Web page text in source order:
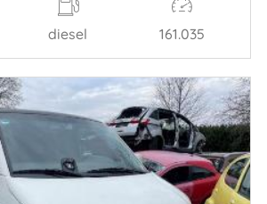
diesel 161.035